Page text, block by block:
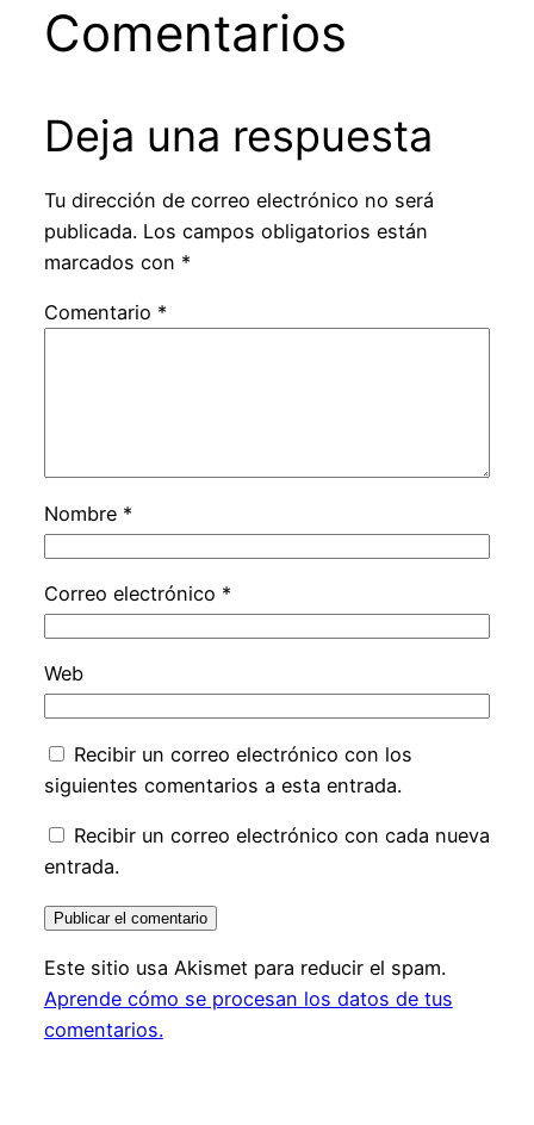
Comentarios
Deja una respuesta
Tu dirección de correo electrónico no será
publicada. Los campos obligatorios están
marcados con *
Comentario *
Nombre *
Correo electrónico *
Web
Recibir un correo electrónico con los
siguientes comentarios a esta entrada.
Recibir un correo electrónico con cada nueva
entrada.
Este sitio usa Akismet para reducir el spam.
Aprende cómo se procesan los datos de tus
comentarios.